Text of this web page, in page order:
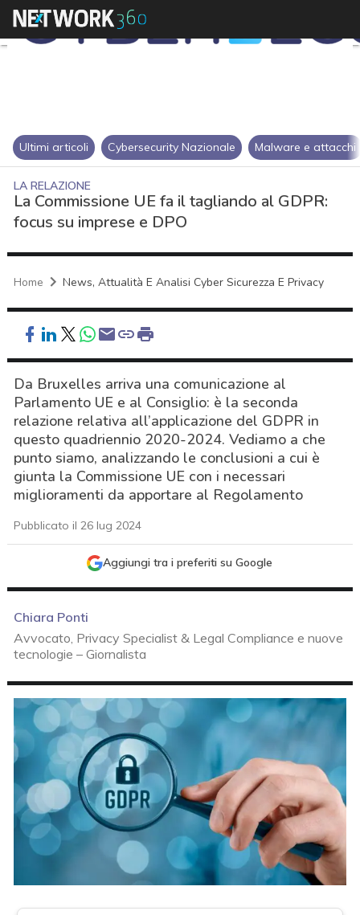
Ultimi articoli Cybersecurity Nazionale Malware e attacchi
LA RELAZIONE
La Commissione UE fa il tagliando al GDPR:
focus su imprese e DPO
Home News, Attualità E Analisi Cyber Sicurezza E Privacy
Da Bruxelles arriva una comunicazione al
Parlamento UE e al Consiglio: è la seconda
relazione relativa all’applicazione del GDPR in
questo quadriennio 2020-2024. Vediamo a che
punto siamo, analizzando le conclusioni a cui è
giunta la Commissione UE con i necessari
miglioramenti da apportare al Regolamento
Pubblicato il 26 lug 2024
Aggiungi tra i preferiti su Google
Chiara Ponti
Avvocato, Privacy Specialist & Legal Compliance e nuove
tecnologie – Giornalista